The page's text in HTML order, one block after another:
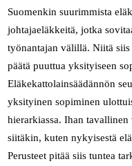
Suomenkin suurimmista
johtajaeläkkeitä, jotka
työnantajan välillä. Niitä
päätä puuttua yksityiseen
Eläkekattolainsäädännön
yksityinen sopiminen
hierarkiassa. Ihan
siitäkin, kuten nykyisestä
Perusteet pitää siis tuntea